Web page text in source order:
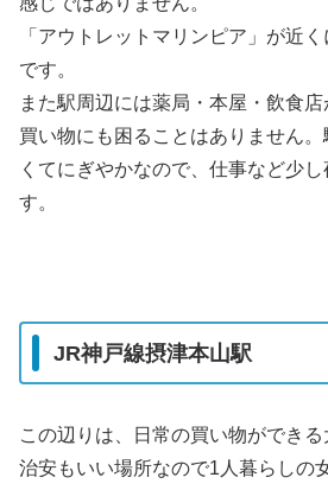
「アウトレットマリンピア」が近
です。
また駅周辺には薬局・本屋・飲食
買い物にも困ることはありません
くてにぎやかなので、仕事など少
す。
JR神戸線摂津本山駅
この辺りは、日常の買い物ができる
治安もいい場所なので1人暮らしの